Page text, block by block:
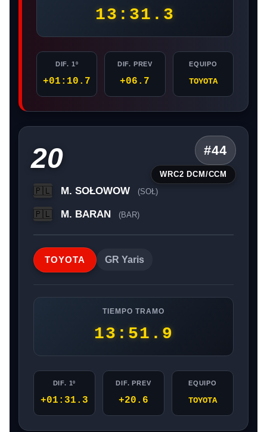
13:31.3
DIF. 1º
+01:10.7
DIF. PREV
+06.7
EQUIPO
TOYOTA
20 #44
WRC2 DCM/CCM
🇵🇱 M. SOŁOWOW (SOŁ)
🇵🇱 M. BARAN (BAR)
TOYOTA GR Yaris
TIEMPO TRAMO
13:51.9
DIF. 1º
+01:31.3
DIF. PREV
+20.6
EQUIPO
TOYOTA